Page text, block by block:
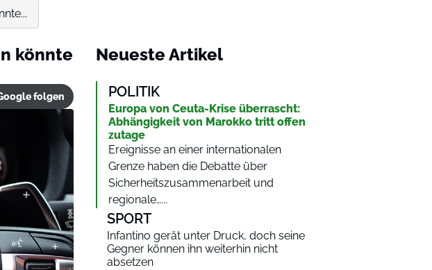
könnte
folgen
Neueste Artikel
POLITIK
Europa von Ceuta-Krise überrascht:
Abhängigkeit von Marokko tritt offen
zutage
Ereignisse an einer internationalen
Grenze haben die Debatte über
Sicherheitszusammenarbeit und
regionale…...
SPORT
Infantino gerät unter Druck, doch seine
Gegner können ihn weiterhin nicht
absetzen